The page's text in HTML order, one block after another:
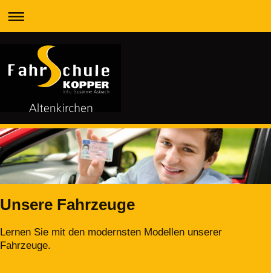
Unsere Fahrzeuge
Lernen Sie mit den modernsten Modellen unserer
Fahrzeuge.